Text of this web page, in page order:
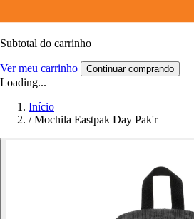
Subtotal do carrinho
Ver meu carrinho Continuar comprando
Loading...
Início
/ Mochila Eastpak Day Pak'r